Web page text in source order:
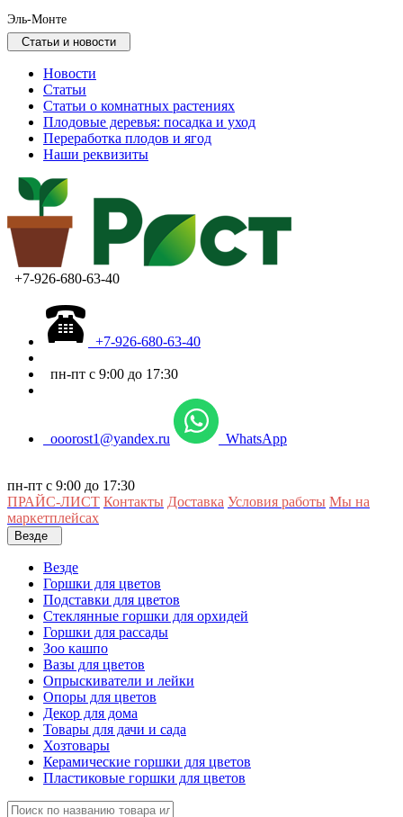
Эль-Монте
Статьи и новости
Новости
Статьи
Статьи о комнатных растениях
Плодовые деревья: посадка и уход
Переработка плодов и ягод
Наши реквизиты
+7-926-680-63-40
+7-926-680-63-40
пн-пт с 9:00 до 17:30
ooorost1@yandex.ru WhatsApp
пн-пт с 9:00 до 17:30
ПРАЙС-ЛИСТ Контакты Доставка Условия работы Мы на
маркетплейсах
Везде
Везде
Горшки для цветов
Подставки для цветов
Стеклянные горшки для орхидей
Горшки для рассады
Зоо кашпо
Вазы для цветов
Опрыскиватели и лейки
Опоры для цветов
Декор для дома
Товары для дачи и сада
Хозтовары
Керамические горшки для цветов
Пластиковые горшки для цветов